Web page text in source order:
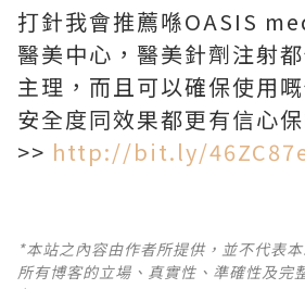
打針我會推薦喺OASIS
醫美中心，醫美針劑注射
主理，而且可以確保使用
安全度同效果都更有信心保
>> http://bit.ly/
*本站之內容由作者所提供，並不代表
所有博客的立場、真實性、準確性及完